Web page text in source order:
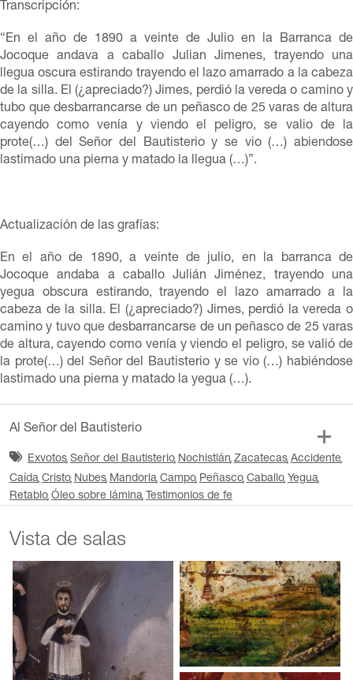
Transcripción:
“En el año de 1890 a veinte de Julio en la Barranca de
Jocoque andava a caballo Julian Jimenes, trayendo una
llegua oscura estirando trayendo el lazo amarrado a la cabeza
de la silla. El (¿apreciado?) Jimes, perdió la vereda o camino y
tubo que desbarrancarse de un peñasco de 25 varas de altura
cayendo como venía y viendo el peligro, se valio de la
prote(…) del Señor del Bautisterio y se vio (…) abiendose
lastimado una pierna y matado la llegua (…)”.
Actualización de las grafías:
En el año de 1890, a veinte de julio, en la barranca de
Jocoque andaba a caballo Julián Jiménez, trayendo una
yegua obscura estirando, trayendo el lazo amarrado a la
cabeza de la silla. El (¿apreciado?) Jimes, perdió la vereda o
camino y tuvo que desbarrancarse de un peñasco de 25 varas
de altura, cayendo como venía y viendo el peligro, se valió de
la prote(…) del Señor del Bautisterio y se vio (…) habiéndose
lastimado una pierna y matado la yegua (…).
Al Señor del Bautisterio
Exvotos Señor del Bautisterio Nochistlán Zacatecas Accidente
Caída Cristo Nubes Mandorla Campo Peñasco Caballo Yegua
Retablo Óleo sobre lámina Testimonios de fe
Vista de salas